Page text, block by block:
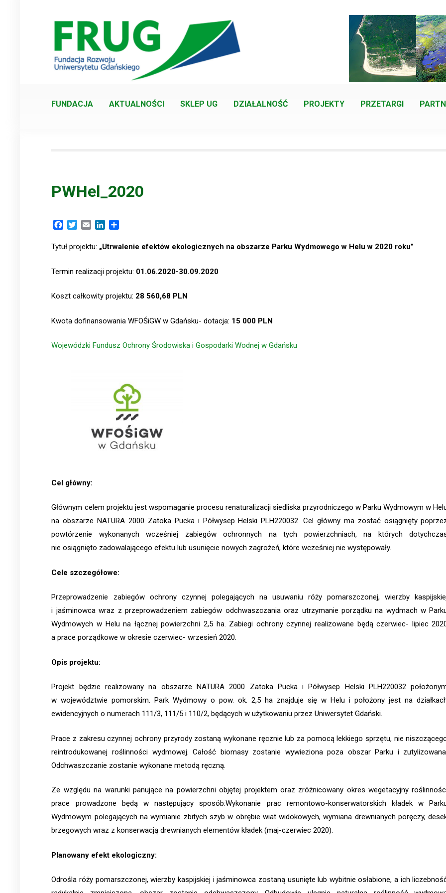
FUNDACJA AKTUALNOŚCI SKLEP UG DZIAŁALNOŚĆ PROJEKTY PRZETARGI
PWHel_2020
Facebook
TwitterEmail LinkedIn
Tytuł projektu: „Utrwalenie efektów ekologicznych na obszarze Parku Wydmowego w Helu w 2020 roku”
Termin realizacji projektu: 01.06.2020-30.09.2020
Koszt całkowity projektu: 28 560,68 PLN
Kwota dofinansowania WFOŚiGW w Gdańsku- dotacja: 15 000 PLN
Wojewódzki Fundusz Ochrony Środowiska i Gospodarki Wodnej w Gdańsku
Cel główny:
Głównym celem projektu jest wspomaganie procesu renaturalizacji siedliska przyrodniczego w Parku Wydmowym w
na obszarze NATURA 2000 Zatoka Pucka i Półwysep Helski PLH220032. Cel główny ma zostać osiągnięty
powtórzenie wykonanych wcześniej zabiegów ochronnych na tych powierzchniach, na których
nie osiągnięto zadowalającego efektu lub usunięcie nowych zagrożeń, które wcześniej nie występowały.
Cele szczegółowe:
Przeprowadzenie zabiegów ochrony czynnej polegających na usuwaniu róży pomarszczonej, wierzby
i jaśminowca wraz z przeprowadzeniem zabiegów odchwaszczania oraz utrzymanie porządku na wydmach w
Wydmowych w Helu na łącznej powierzchni 2,5 ha. Zabiegi ochrony czynnej realizowane będą czerwiec- lipiec
a prace porządkowe w okresie czerwiec- wrzesień 2020.
Opis projektu:
Projekt będzie realizowany na obszarze NATURA 2000 Zatoka Pucka i Półwysep Helski PLH220032
w województwie pomorskim. Park Wydmowy o pow. ok. 2,5 ha znajduje się w Helu i położony jest na
ewidencyjnych o numerach 111/3, 111/5 i 110/2, będących w użytkowaniu przez Uniwersytet Gdański.
Prace z zakresu czynnej ochrony przyrody zostaną wykonane ręcznie lub za pomocą lekkiego sprzętu, nie
reintrodukowanej roślinności wydmowej. Całość biomasy zostanie wywieziona poza obszar Parku i
Odchwaszczanie zostanie wykonane metodą ręczną.
Ze względu na warunki panujące na powierzchni objętej projektem oraz zróżnicowany okres wegetacyjny
prace prowadzone będą w następujący sposób:Wykonanie prac remontowo-konserwatorskich kładek w
Wydmowym polegających na wymianie zbitych szyb w obrębie wiat widokowych, wymiana drewnianych poręczy,
brzegowych wraz z konserwacją drewnianych elementów kładek (maj-czerwiec 2020).
Planowany efekt ekologiczny:
Odrośla róży pomarszczonej, wierzby kaspijskiej i jaśminowca zostaną usunięte lub wybitnie osłabione, a ich